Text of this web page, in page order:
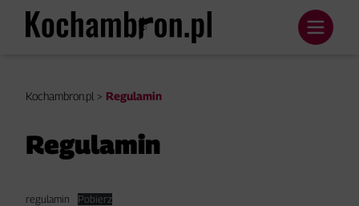
Kochambron.pl > Regulamin
Regulamin
regulamin Pobierz